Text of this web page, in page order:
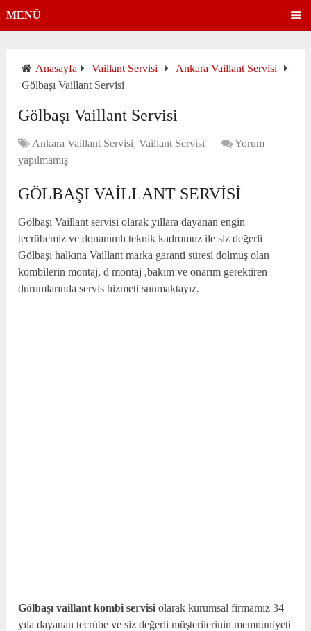
MENÜ
Anasayfa Vaillant Servisi
Ankara Vaillant Servisi
Gölbaşı Vaillant Servisi
Gölbaşı Vaillant Servisi
Ankara Vaillant Servisi,Vaillant Servisi
Yorum
yapılmamış
GÖLBAŞI VAILLANT SERVISI
Gölbaşı Vaillant servisi olarak yıllara dayanan engin
tecrübemiz ve donanımlı teknik kadromuz ile siz değerli
Gölbaşı halkına Vaillant marka garanti süresi dolmuş olan
kombilerin montaj, d montaj ,bakım ve onarım gerektiren
durumlarında servis hizmeti sunmaktayız.
Gölbaşı vaillant kombi servisi olarak kurumsal firmamız 34
yıla dayanan tecrübe ve siz değerli müşterilerinin memnuniyeti